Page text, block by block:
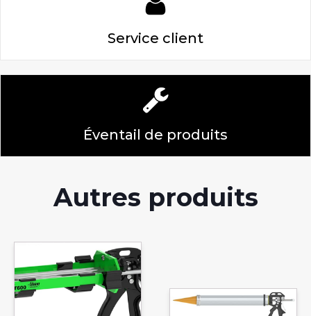
Service client
Éventail de produits
Autres produits